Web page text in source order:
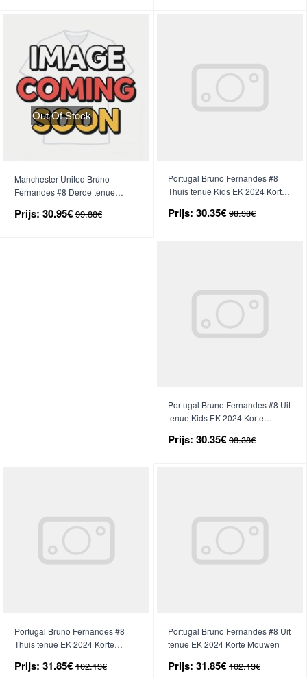
Out Of Stock
Manchester United Bruno
Fernandes #8 Derde tenue
Prijs: 30.95€ 99.88€
Portugal Bruno Fernandes #8
Thuis tenue Kids EK 2024 Korte
Prijs: 30.35€ 98.38€
Portugal Bruno Fernandes #8 Uit
tenue Kids EK 2024 Korte
Prijs: 30.35€ 98.38€
Portugal Bruno Fernandes #8
Thuis tenue EK 2024 Korte
Prijs: 31.85€ 102.13€
Portugal Bruno Fernandes #8 Uit
tenue EK 2024 Korte Mouwen
Prijs: 31.85€ 102.13€